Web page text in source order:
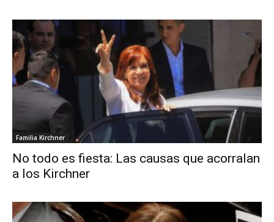
Familia Kirchner
No todo es fiesta: Las causas que acorralan
a los Kirchner